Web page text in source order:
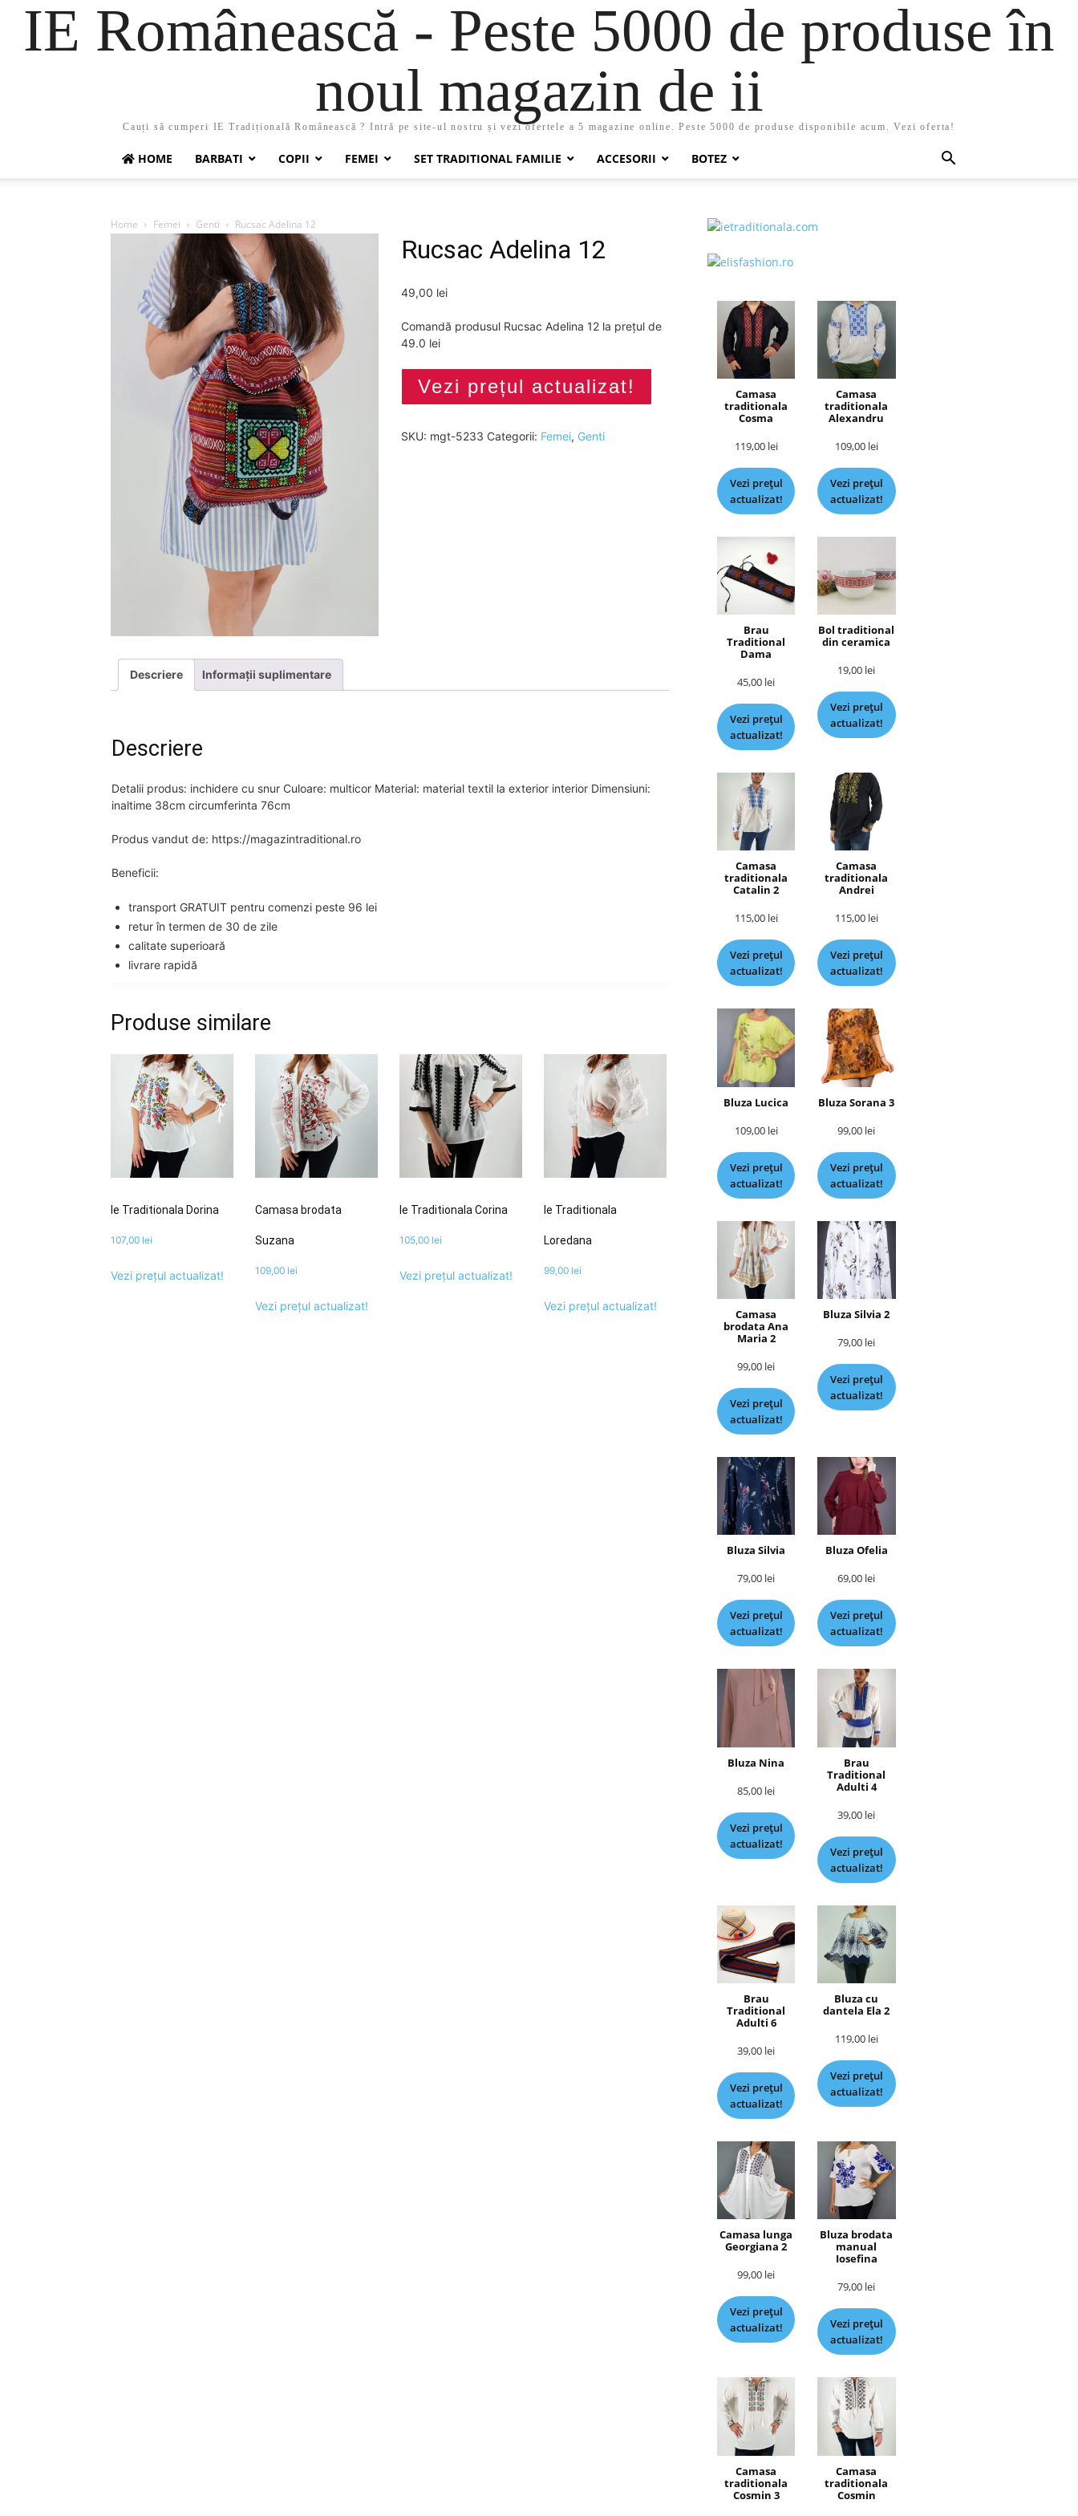
IE Românească - Peste 5000 de produse în
noul magazin de ii
Cauți să cumperi IE Tradițională Românească ? Intră pe site-ul nostru și vezi ofertele a 5 magazine online. Peste 5000 de produse disponibile acum. Vezi oferta!
HOME BARBATI COPII FEMEI SET TRADITIONAL FAMILIE ACCESORII BOTEZ
Home Femei Genti Rucsac Adelina 12
Rucsac Adelina 12
49,00 lei
Comandă produsul Rucsac Adelina 12 la prețul de
49.0 lei
Vezi prețul actualizat!
SKU: mgt-5233 Categorii: Femei, Genti
Descriere Informații suplimentare
Descriere
Detalii produs: inchidere cu snur Culoare: multicor Material: material textil la exterior interior Dimensiuni:
inaltime 38cm circumferinta 76cm
Produs vandut de: https://magazintraditional.ro
Beneficii:
transport GRATUIT pentru comenzi peste 96 lei
retur în termen de 30 de zile
calitate superioară
livrare rapidă
Produse similare
Ie Traditionala Dorina
107,00 lei
Vezi prețul actualizat!
Camasa brodata
Suzana
109,00 lei
Vezi prețul actualizat!
Ie Traditionala Corina
105,00 lei
Vezi prețul actualizat!
Ie Traditionala
Loredana
99,00 lei
Vezi prețul actualizat!
Camasa
traditionala
Cosma
119,00 lei
Vezi prețul
actualizat!
Camasa
traditionala
Alexandru
109,00 lei
Vezi prețul
actualizat!
Brau
Traditional
Dama
45,00 lei
Vezi prețul
actualizat!
Bol traditional
din ceramica
19,00 lei
Vezi prețul
actualizat!
Camasa
traditionala
Catalin 2
115,00 lei
Vezi prețul
actualizat!
Camasa
traditionala
Andrei
115,00 lei
Vezi prețul
actualizat!
Bluza Lucica
109,00 lei
Vezi prețul
actualizat!
Bluza Sorana 3
99,00 lei
Vezi prețul
actualizat!
Camasa
brodata Ana
Maria 2
99,00 lei
Vezi prețul
actualizat!
Bluza Silvia 2
79,00 lei
Vezi prețul
actualizat!
Bluza Silvia
79,00 lei
Vezi prețul
actualizat!
Bluza Ofelia
69,00 lei
Vezi prețul
actualizat!
Bluza Nina
85,00 lei
Vezi prețul
actualizat!
Brau
Traditional
Adulti 4
39,00 lei
Vezi prețul
actualizat!
Brau
Traditional
Adulti 6
39,00 lei
Vezi prețul
actualizat!
Bluza cu
dantela Ela 2
119,00 lei
Vezi prețul
actualizat!
Camasa lunga
Georgiana 2
99,00 lei
Vezi prețul
actualizat!
Bluza brodata
manual
Iosefina
79,00 lei
Vezi prețul
actualizat!
Camasa
traditionala
Cosmin 3
Camasa
traditionala
Cosmin